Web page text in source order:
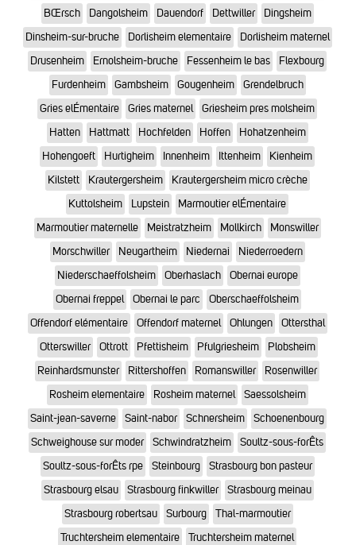
BŒrsch
Dangolsheim Dauendorf Dettwiller
Dingsheim
Dinsheim-sur-bruche
Dorlisheim elementaire
Dorlisheim maternel
Drusenheim
Ernolsheim-bruche Fessenheim le bas
Flexbourg
Furdenheim
Gambsheim Gougenheim
Grendelbruch
Gries elÉmentaire
Gries maternel
Griesheim pres molsheim
Hatten
Hattmatt Hochfelden Hoffen
Hohatzenheim
Hohengoeft
Hurtigheim Innenheim Ittenheim
Kienheim
Kilstett
Krautergersheim
Krautergersheim micro crèche
Kuttolsheim
Lupstein
Marmoutier elÉmentaire
Marmoutier maternelle
Meistratzheim Mollkirch
Monswiller
Morschwiller
Neugartheim Niedernai
Niederroedern
Niederschaeffolsheim
Oberhaslach
Obernai europe
Obernai freppel
Obernai le parc
Oberschaeffolsheim
Offendorf elémentaire
Offendorf maternel Ohlungen
Ottersthal
Otterswiller
Ottrott Pfettisheim Pfulgriesheim
Plobsheim
Reinhardsmunster
Rittershoffen Romanswiller
Rosenwiller
Rosheim elementaire
Rosheim maternel
Saessolsheim
Saint-jean-saverne
Saint-nabor Schnersheim
Schoenenbourg
Schweighouse sur moder
Schwindratzheim
Soultz-sous-forÊts
Soultz-sous-forÊts rpe
Steinbourg
Strasbourg bon pasteur
Strasbourg elsau
Strasbourg finkwiller
Strasbourg meinau
Strasbourg robertsau
Surbourg
Thal-marmoutier
Truchtersheim elementaire
Truchtersheim maternel